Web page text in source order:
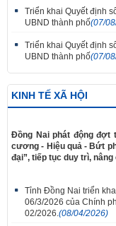
Triển khai Quyết định
UBND thành phố(07/
Triển khai Quyết định
UBND thành phố(07/
KINH TẾ XÃ HỘI
Đồng Nai phát động đợt
cương - Hiệu quả - Bứt
đại”, tiếp tục duy trì,
Tỉnh Đồng Nai triển
06/3/2026 của Chính
02/2026. (08/04/2026)